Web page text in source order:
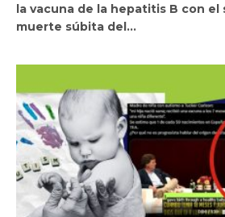
la vacuna de la hepatitis B con el
muerte súbita del…